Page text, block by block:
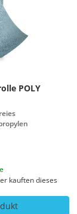
POLY
kauften dieses